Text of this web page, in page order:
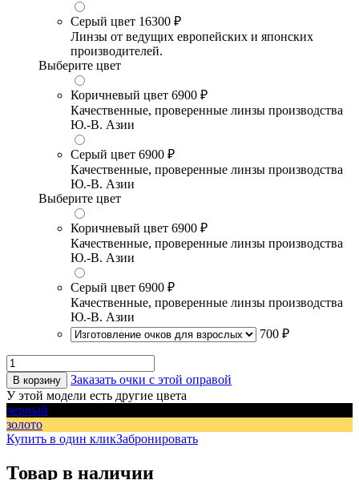
Серый цвет 16300 ₽
Линзы от ведущих европейских и японских
производителей.
Выберите цвет
Коричневый цвет 6900 ₽
Качественные, проверенные линзы производства
Ю.-В. Азии
Серый цвет 6900 ₽
Качественные, проверенные линзы производства
Ю.-В. Азии
Выберите цвет
Коричневый цвет 6900 ₽
Качественные, проверенные линзы производства
Ю.-В. Азии
Серый цвет 6900 ₽
Качественные, проверенные линзы производства
Ю.-В. Азии
700 ₽
В корзину
Заказать очки с этой оправой
У этой модели есть другие цвета
черный
золото
Купить в один кликЗабронировать
Товар в наличии